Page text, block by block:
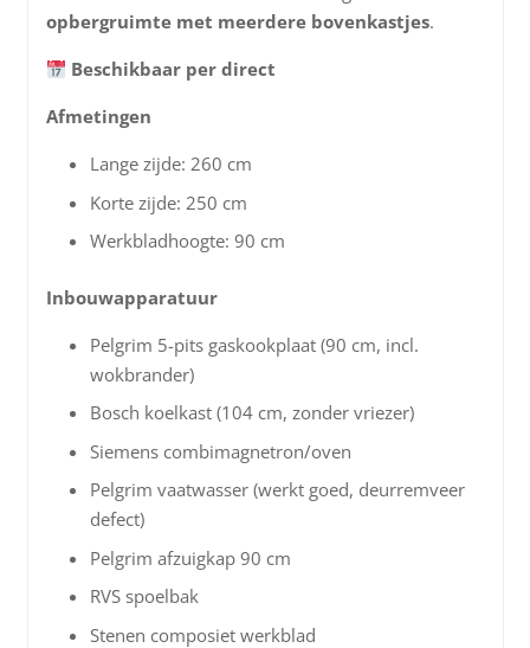
opbergruimte met meerdere bovenkastjes.
Beschikbaar per direct
Afmetingen
Lange zijde: 260 cm
Korte zijde: 250 cm
Werkbladhoogte: 90 cm
Inbouwapparatuur
Pelgrim 5-pits gaskookplaat (90 cm, incl.
wokbrander)
Bosch koelkast (104 cm, zonder vriezer)
Siemens combimagnetron/oven
Pelgrim vaatwasser (werkt goed, deurremveer
defect)
Pelgrim afzuigkap 90 cm
RVS spoelbak
Stenen composiet werkblad